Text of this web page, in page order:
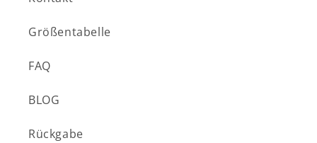
Größentabelle
FAQ
BLOG
Rückgabe